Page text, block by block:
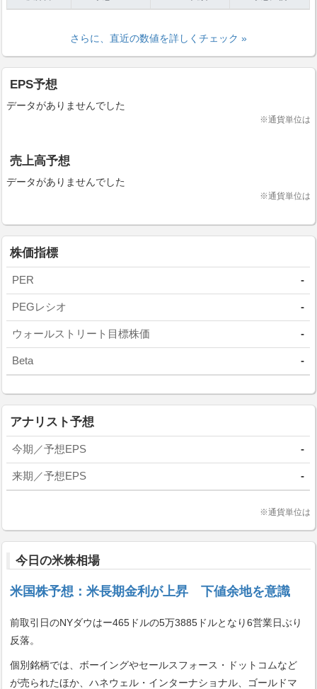
さらに、直近の数値を詳しくチェック »
EPS予想
データがありませんでした
※通貨単位は
売上高予想
データがありませんでした
※通貨単位は
株価指標
PER -
PEGレシオ -
ウォールストリート目標株価 -
Beta -
アナリスト予想
今期／予想EPS -
来期／予想EPS -
※通貨単位は
今日の米株相場
米国株予想：米長期金利が上昇 下値余地を意識
前取引日のNYダウはー465ドルの5万3885ドルとなり6営業日ぶり
反落。
個別銘柄では、ボーイングやセールスフォース・ドットコムなど
が売られたほか、ハネウェル・インターナショナル、ゴールドマ